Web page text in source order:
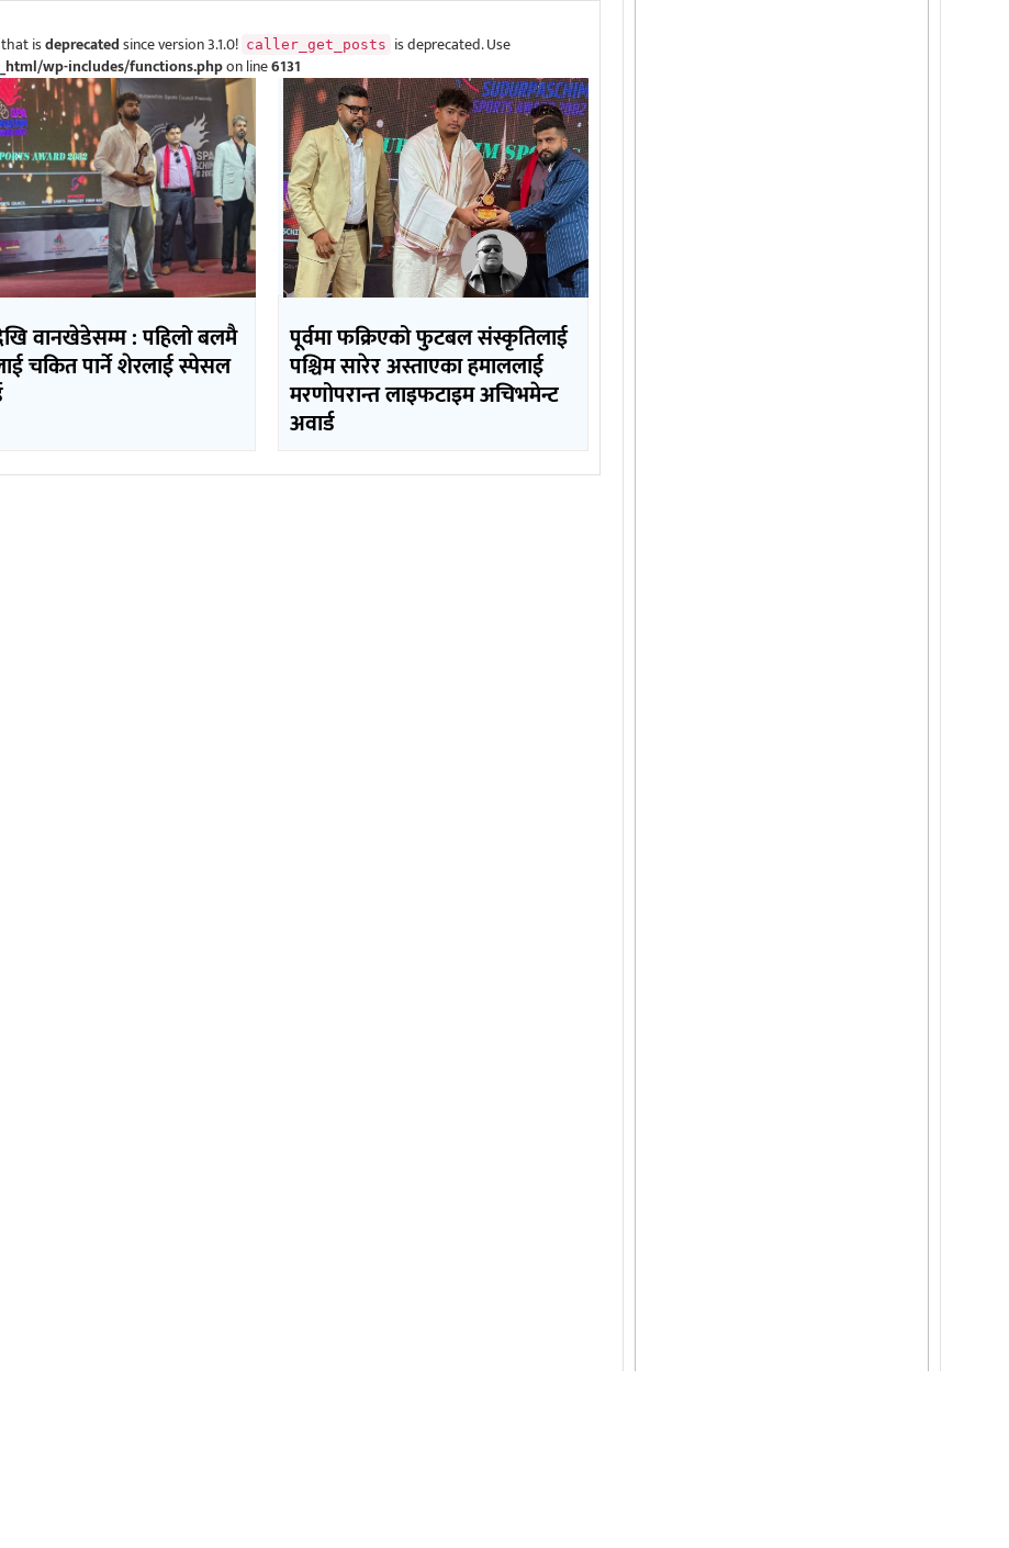
isdeprecatedsince version 3.1.0! caller_get_posts is deprecated. Use
wp-includes/functions.phpon line6131
वानखेडेसम्म : पहिलो बलमै
चकित पार्ने शेरलाई स्पेसल
पूर्वमा फक्रिएको फुटबल संस्कृतिलाई
पश्चिम सारेर अस्ताएका हमाललाई
मरणोपरान्त लाइफटाइम अचिभमेन्ट
अवार्ड